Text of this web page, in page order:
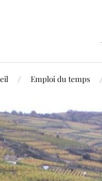
Emploi du temps